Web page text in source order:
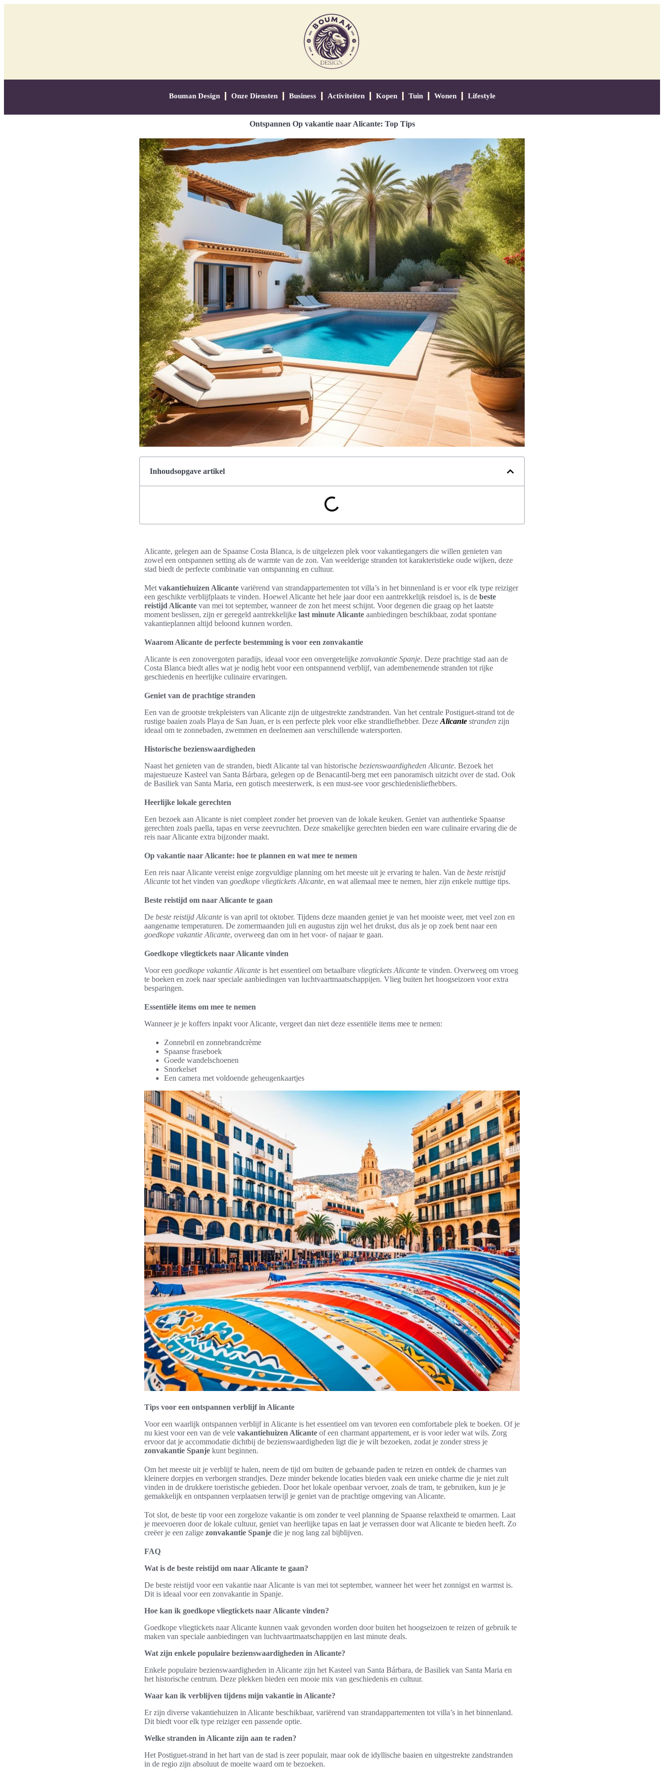
Bouman Design Onze Diensten Business Activiteiten Kopen Tuin Wonen Lifestyle
Ontspannen Op vakantie naar Alicante: Top Tips
Inhoudsopgave artikel
Alicante, gelegen aan de Spaanse Costa Blanca, is de uitgelezen plek voor vakantiegangers die willen genieten van
zowel een ontspannen setting als de warmte van de zon. Van weelderige stranden tot karakteristieke oude wijken, deze
stad biedt de perfecte combinatie van ontspanning en cultuur.
Met vakantiehuizen Alicante variërend van strandappartementen tot villa’s in het binnenland is er voor elk type reiziger
een geschikte verblijfplaats te vinden. Hoewel Alicante het hele jaar door een aantrekkelijk reisdoel is, is de beste
reistijd Alicante van mei tot september, wanneer de zon het meest schijnt. Voor degenen die graag op het laatste
moment beslissen, zijn er geregeld aantrekkelijke last minute Alicante aanbiedingen beschikbaar, zodat spontane
vakantieplannen altijd beloond kunnen worden.
Waarom Alicante de perfecte bestemming is voor een zonvakantie
Alicante is een zonovergoten paradijs, ideaal voor een onvergetelijke zonvakantie Spanje. Deze prachtige stad aan de
Costa Blanca biedt alles wat je nodig hebt voor een ontspannend verblijf, van adembenemende stranden tot rijke
geschiedenis en heerlijke culinaire ervaringen.
Geniet van de prachtige stranden
Een van de grootste trekpleisters van Alicante zijn de uitgestrekte zandstranden. Van het centrale Postiguet-strand tot de
rustige baaien zoals Playa de San Juan, er is een perfecte plek voor elke strandliefhebber. Deze Alicante stranden zijn
ideaal om te zonnebaden, zwemmen en deelnemen aan verschillende watersporten.
Historische bezienswaardigheden
Naast het genieten van de stranden, biedt Alicante tal van historische bezienswaardigheden Alicante. Bezoek het
majestueuze Kasteel van Santa Bárbara, gelegen op de Benacantil-berg met een panoramisch uitzicht over de stad. Ook
de Basiliek van Santa Maria, een gotisch meesterwerk, is een must-see voor geschiedenisliefhebbers.
Heerlijke lokale gerechten
Een bezoek aan Alicante is niet compleet zonder het proeven van de lokale keuken. Geniet van authentieke Spaanse
gerechten zoals paella, tapas en verse zeevruchten. Deze smakelijke gerechten bieden een ware culinaire ervaring die de
reis naar Alicante extra bijzonder maakt.
Op vakantie naar Alicante: hoe te plannen en wat mee te nemen
Een reis naar Alicante vereist enige zorgvuldige planning om het meeste uit je ervaring te halen. Van de beste reistijd
Alicante tot het vinden van goedkope vliegtickets Alicante, en wat allemaal mee te nemen, hier zijn enkele nuttige tips.
Beste reistijd om naar Alicante te gaan
De beste reistijd Alicante is van april tot oktober. Tijdens deze maanden geniet je van het mooiste weer, met veel zon en
aangename temperaturen. De zomermaanden juli en augustus zijn wel het drukst, dus als je op zoek bent naar een
goedkope vakantie Alicante, overweeg dan om in het voor- of najaar te gaan.
Goedkope vliegtickets naar Alicante vinden
Voor een goedkope vakantie Alicante is het essentieel om betaalbare vliegtickets Alicante te vinden. Overweeg om vroeg
te boeken en zoek naar speciale aanbiedingen van luchtvaartmaatschappijen. Vlieg buiten het hoogseizoen voor extra
besparingen.
Essentiële items om mee te nemen
Wanneer je je koffers inpakt voor Alicante, vergeet dan niet deze essentiële items mee te nemen:
Zonnebril en zonnebrandcrème
Spaanse fraseboek
Goede wandelschoenen
Snorkelset
Een camera met voldoende geheugenkaartjes
Tips voor een ontspannen verblijf in Alicante
Voor een waarlijk ontspannen verblijf in Alicante is het essentieel om van tevoren een comfortabele plek te boeken. Of je
nu kiest voor een van de vele vakantiehuizen Alicante of een charmant appartement, er is voor ieder wat wils. Zorg
ervoor dat je accommodatie dichtbij de bezienswaardigheden ligt die je wilt bezoeken, zodat je zonder stress je
zonvakantie Spanje kunt beginnen.
Om het meeste uit je verblijf te halen, neem de tijd om buiten de gebaande paden te reizen en ontdek de charmes van
kleinere dorpjes en verborgen strandjes. Deze minder bekende locaties bieden vaak een unieke charme die je niet zult
vinden in de drukkere toeristische gebieden. Door het lokale openbaar vervoer, zoals de tram, te gebruiken, kun je je
gemakkelijk en ontspannen verplaatsen terwijl je geniet van de prachtige omgeving van Alicante.
Tot slot, de beste tip voor een zorgeloze vakantie is om zonder te veel planning de Spaanse relaxtheid te omarmen. Laat
je meevoeren door de lokale cultuur, geniet van heerlijke tapas en laat je verrassen door wat Alicante te bieden heeft. Zo
creëer je een zalige zonvakantie Spanje die je nog lang zal bijblijven.
FAQ
Wat is de beste reistijd om naar Alicante te gaan?
De beste reistijd voor een vakantie naar Alicante is van mei tot september, wanneer het weer het zonnigst en warmst is.
Dit is ideaal voor een zonvakantie in Spanje.
Hoe kan ik goedkope vliegtickets naar Alicante vinden?
Goedkope vliegtickets naar Alicante kunnen vaak gevonden worden door buiten het hoogseizoen te reizen of gebruik te
maken van speciale aanbiedingen van luchtvaartmaatschappijen en last minute deals.
Wat zijn enkele populaire bezienswaardigheden in Alicante?
Enkele populaire bezienswaardigheden in Alicante zijn het Kasteel van Santa Bárbara, de Basiliek van Santa Maria en
het historische centrum. Deze plekken bieden een mooie mix van geschiedenis en cultuur.
Waar kan ik verblijven tijdens mijn vakantie in Alicante?
Er zijn diverse vakantiehuizen in Alicante beschikbaar, variërend van strandappartementen tot villa’s in het binnenland.
Dit biedt voor elk type reiziger een passende optie.
Welke stranden in Alicante zijn aan te raden?
Het Postiguet-strand in het hart van de stad is zeer populair, maar ook de idyllische baaien en uitgestrekte zandstranden
in de regio zijn absoluut de moeite waard om te bezoeken.